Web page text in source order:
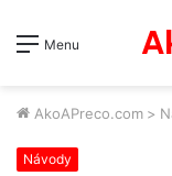
Menu
AkoAPreco.com >
Návody